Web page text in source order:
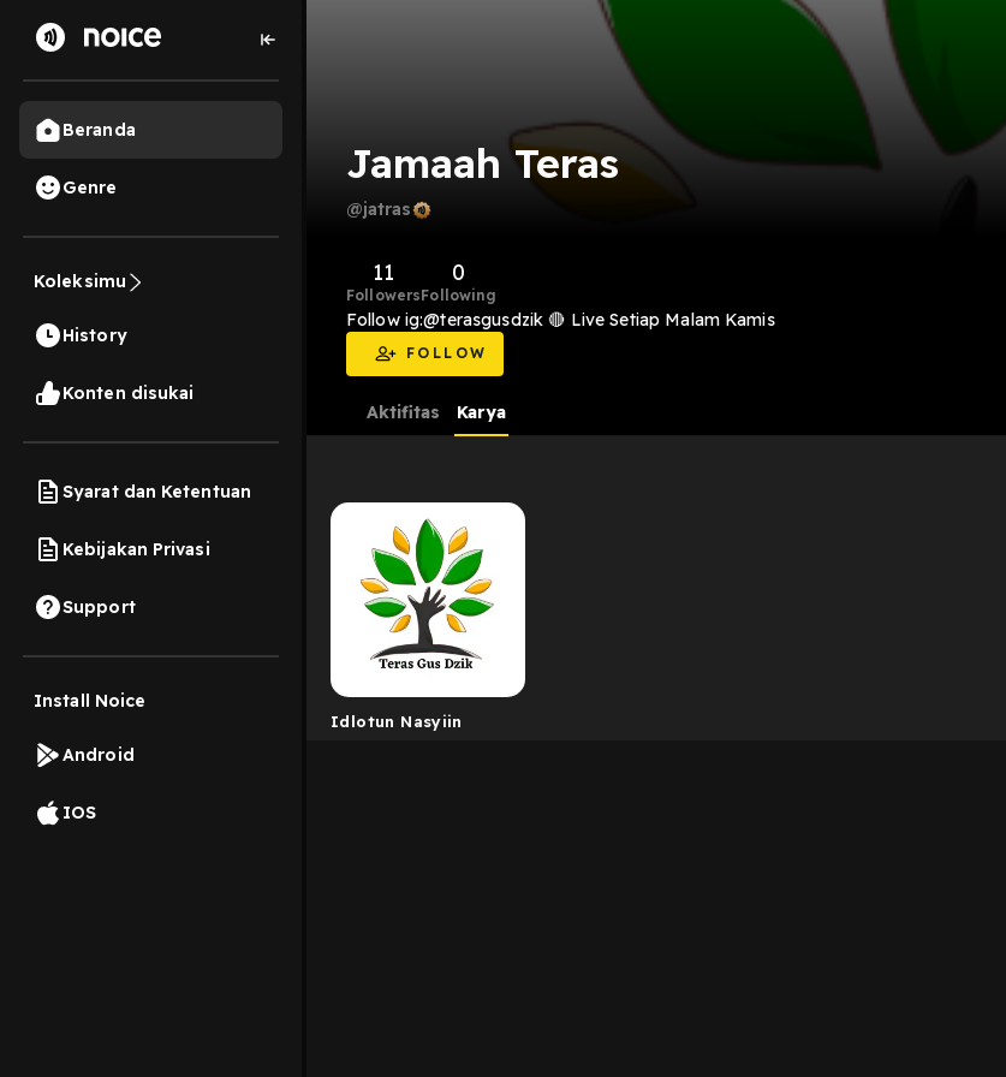
Beranda
Genre
Koleksimu
History
Konten disukai
Syarat dan Ketentuan
Kebijakan Privasi
Support
Install Noice
Android
IOS
Jamaah Teras
@jatras
11
Followers
0
Following
Follow ig:@terasgusdzik 🔴 Live Setiap Malam Kamis
FOLLOW
Aktifitas Karya
Idlotun Nasyiin